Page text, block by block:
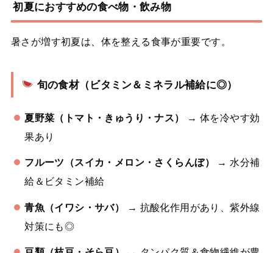
初夏におすすめの食べ物・飲み物
暑さが増す初夏は、体を整える食事が重要です。
旬の食材（ビタミン＆ミネラル補給に◎）
夏野菜（トマト・きゅうり・ナス）
→ 体を冷やす効
果あり
フルーツ（スイカ・メロン・さくらんぼ）
→ 水分補
給＆ビタミン補給
青魚（イワシ・サバ）
→ 抗酸化作用があり、紫外線
対策にも◎